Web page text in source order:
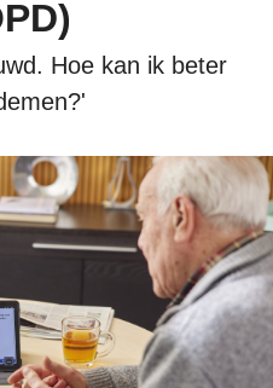
Hoe kan ik beter